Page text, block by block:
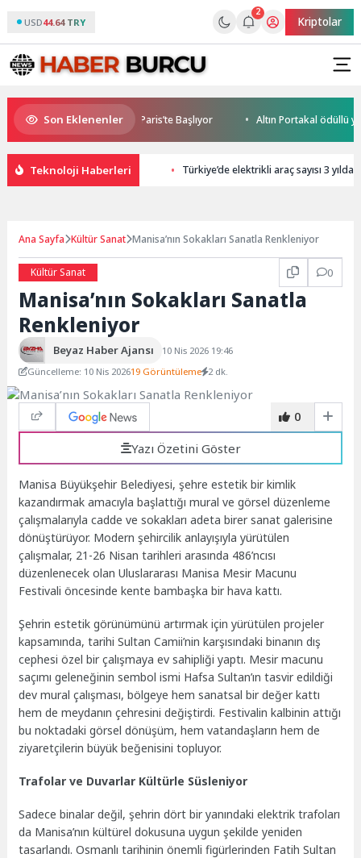
USD44.64 TRY
2
Kriptolar
Son Eklenenler
World Cup Heyecanı Paris’te Başlıyor Altın Portakal ödüllü
Teknoloji Haberleri Türkiye’de elektrikli araç sayısı 3 yılda
Ana Sayfa Kültür Sanat Manisa’nın Sokakları Sanatla Renkleniyor
Kültür Sanat 0
Manisa’nın Sokakları Sanatla
Renkleniyor
Beyaz Haber Ajansı
10 Nis 2026 19:46
Güncelleme: 10 Nis 202619 Görüntüleme 2 dk.
0
Yazı Özetini Göster
Manisa Büyükşehir Belediyesi, şehre estetik bir kimlik
kazandırmak amacıyla başlattığı mural ve görsel düzenleme
çalışmalarıyla cadde ve sokakları adeta birer sanat galerisine
dönüştürüyor. Modern şehircilik anlayışıyla yürütülen
çalışmalar, 21-26 Nisan tarihleri arasında 486’ncısı
düzenlenecek olan Uluslararası Manisa Mesir Macunu
Festivali öncesinde kente bambaşka bir hava kattı.
Şehrin estetik görünümünü artırmak için yürütülen projeler
kapsamında, tarihi Sultan Camii’nin karşısındaki binanın dış
cephesi özel bir çalışmaya ev sahipliği yaptı. Mesir macunu
saçımı geleneğinin sembol ismi Hafsa Sultan’ın tasvir edildiği
dev mural çalışması, bölgeye hem sanatsal bir değer kattı
hem de meydanın çehresini değiştirdi. Festivalin kalbinin attığı
bu noktadaki görsel dönüşüm, hem vatandaşların hem de
ziyaretçilerin büyük beğenisini topluyor.
Trafolar ve Duvarlar Kültürle Süsleniyor
Sadece binalar değil, şehrin dört bir yanındaki elektrik trafoları
da Manisa’nın kültürel dokusuna uygun şekilde yeniden
tasarlandı. Osmanlı tarihinin önemli figürlerinden Fatih Sultan